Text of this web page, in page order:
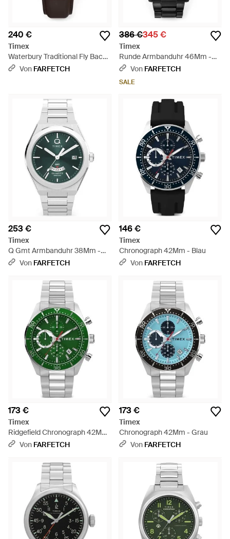
240 €
Timex
Waterbury Traditional Fly Back
Chronograph 43Mm - Blau
Von FARFETCH
386 €345 €
Timex
Runde Armbanduhr 46Mm -
Schwarz
Von FARFETCH
SALE
253 €
Timex
Q Gmt Armbanduhr 38Mm -
GrauVon FARFETCH
146 €
Timex
Chronograph 42Mm - Blau
Von FARFETCH
173 €
Timex
Ridgefield Chronograph 42Mm
- Grün
Von FARFETCH
173 €
Timex
Chronograph 42Mm - Grau
Von FARFETCH